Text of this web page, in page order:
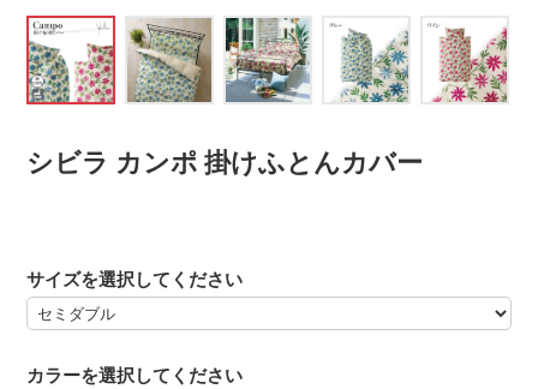
シビラ カンポ 掛けふとんカバー
カラーを選択してください
サイズを選択してください